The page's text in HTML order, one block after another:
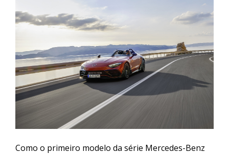
Como o primeiro modelo da série Mercedes-Benz